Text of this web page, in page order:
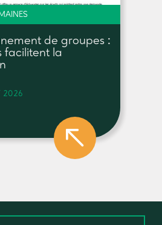
de groupes :
facilitent la
2026